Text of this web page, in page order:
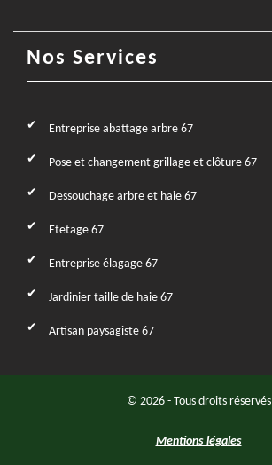
Nos Services
Entreprise abattage arbre 67
Pose et changement grillage et clôture 67
Dessouchage arbre et haie 67
Etetage 67
Entreprise élagage 67
Jardinier taille de haie 67
Artisan paysagiste 67
© 2026 - Tous droits réservés
Mentions légales